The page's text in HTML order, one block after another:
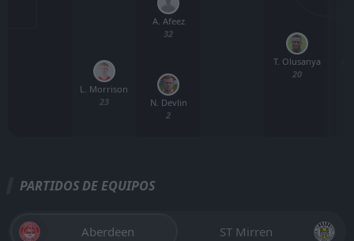
L. Morrison
23
N. Devlin
2
A. Afeez
32
T. Olusanya
20
PARTIDOS DE EQUIPOS
Aberdeen ST Mirren